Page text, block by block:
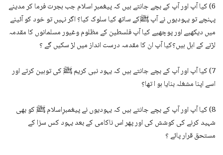
6) کیا آپ اور آپ کے بچے جانتے ہیں کہ پیغمبرِ اسلام جب ہجرت فرما کر مدینے
پہنچے تو یہودیوں نے آپ ﷺکے ساتھ کیا سلوک کیا؟ اگر نہیں تو خود کو آئینے
میں دیکھیے اور پوچھیے کیا آپ فلسطین کے مظلوم وغیور مسلمانوں کا مقدمہ
لڑنے کے اہل ہیں؟کیا آپ ان کا مقدمہ درست انداز میں لڑ سکیں گے ؟
7) کیا آپ اور آپ کے بچے جانتے ہیں کہ یہود نبی کریم ﷺ کی توہین کرتے اور
اسے اپنا مشغلہ بنایا ہو ا تھا؟
8) کیا آپ اور آپ کے بچے جانتے ہیں کہ یہودیوں نے پیغمبرِاسلام ﷺ کو بھی
شہید کرنے کی کوشش کی اور پھر اس ناکامی کے بعد یہود کس سزا کے
مستحق قرار پائے ؟